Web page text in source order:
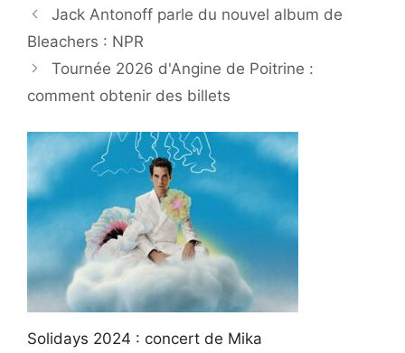
Jack Antonoff parle du nouvel album de
Bleachers : NPR
Tournée 2026 d'Angine de Poitrine :
comment obtenir des billets
Solidays 2024 : concert de Mika